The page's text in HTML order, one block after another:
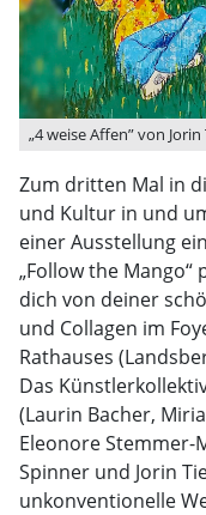
„4 weise Affen” von
Zum dritten Mal in
und Kultur in und
einer Ausstellung
„Follow the
dich von deiner
und Collagen im
Rathauses
Das
(Laurin Bacher,
Eleonore Stemmer-
Spinner und Jorin
unkonventionelle